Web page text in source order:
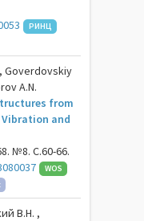
РИНЦ
, Goverdovskiy
A.N.
from
and
№8. С.60-66.
WOS
В.Н. ,